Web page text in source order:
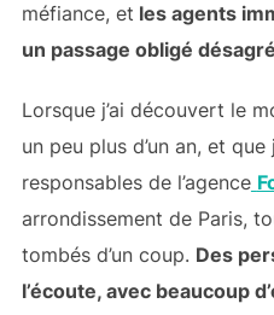
méfiance, et les agents
un passage obligé
Lorsque j’ai découvert le
un peu plus d’un an, et que
responsables de l’agence
arrondissement de Paris,
tombés d’un coup. Des
l’écoute, avec beaucoup